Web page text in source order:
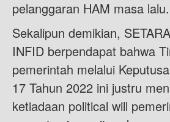
pelanggaran HAM masa lalu.
Sekalipun demikian,
INFID berpendapat bahwa
pemerintah melalui
17 Tahun 2022 ini justru
ketiadaan political will